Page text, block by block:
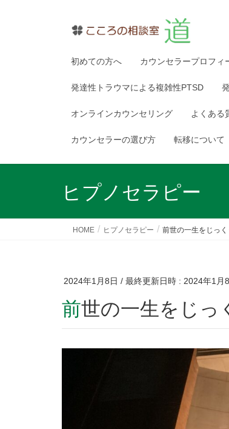
初めての方へ カウンセラープロフィ
発達性トラウマによる複雑性PTSD
オンラインカウンセリング よくある
カウンセラーの選び方 転移について
ヒプノセラピー
HOME ヒプノセラピー 前世の一生をじっく
2024年1月8日 / 最終更新日時 : 2024年1月
前世の一生をじ